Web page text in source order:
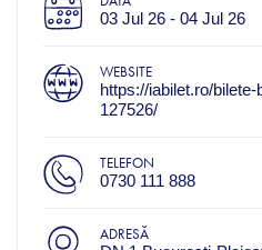
03 Jul 26 - 04 Jul 26
WEBSITE
https://iabilet.ro/
127526/
TELEFON
0730 111 888
ADRESĂ